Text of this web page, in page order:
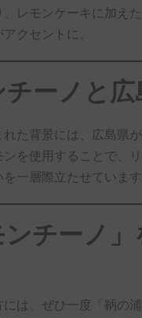
レモンケーキに加え
クセントに。
ーノと
た背景には、広島県
を使用することで、
一層際立たせています
ンチーノ
には、ぜひ一度「鞆の